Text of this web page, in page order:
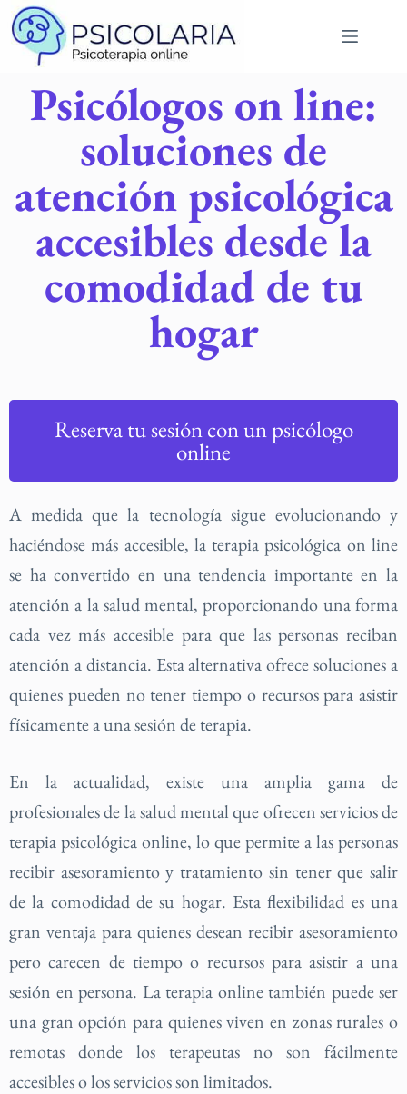
Psicólogos on line:
soluciones de
atención psicológica
accesibles desde la
comodidad de tu
hogar
Reserva tu sesión con un psicólogo
online
A medida que la tecnología sigue evolucionando y
haciéndose más accesible, la terapia psicológica on line
se ha convertido en una tendencia importante en la
atención a la salud mental, proporcionando una forma
cada vez más accesible para que las personas reciban
atención a distancia. Esta alternativa ofrece soluciones a
quienes pueden no tener tiempo o recursos para asistir
físicamente a una sesión de terapia.
En la actualidad, existe una amplia gama de
profesionales de la salud mental que ofrecen servicios de
terapia psicológica online, lo que permite a las personas
recibir asesoramiento y tratamiento sin tener que salir
de la comodidad de su hogar. Esta flexibilidad es una
gran ventaja para quienes desean recibir asesoramiento
pero carecen de tiempo o recursos para asistir a una
sesión en persona. La terapia online también puede ser
una gran opción para quienes viven en zonas rurales o
remotas donde los terapeutas no son fácilmente
accesibles o los servicios son limitados.